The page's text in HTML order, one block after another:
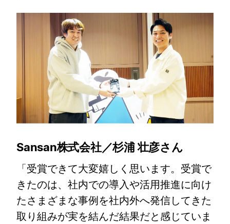
Sansan株式会社／杉浦 壮彦さん
「受賞できて大変嬉しく思います。受賞で
きたのは、社内での導入や活用推進に向け
たさまざまな事例を社内外へ発信してきた
取り組みが実を結んだ結果だと感じていま